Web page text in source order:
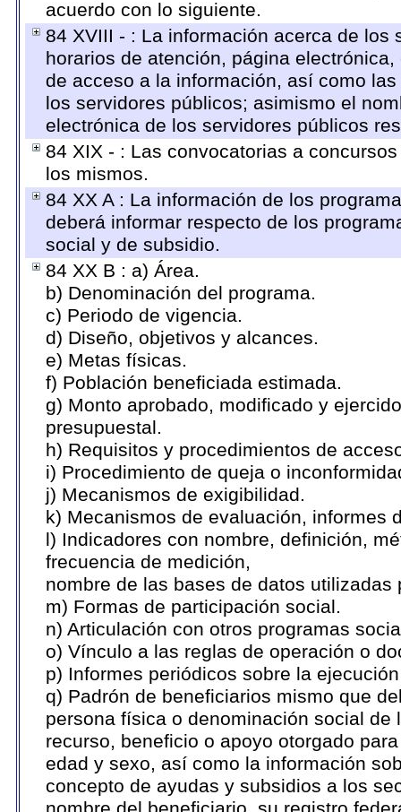
acuerdo con lo siguiente.
84 XVIII - : La información acerca de
horarios de atención, página
de acceso a la información, así como
los servidores públicos; asimismo el
electrónica de los servidores públicos
84 XIX - : Las convocatorias a
los mismos.
84 XX A : La información de los
deberá informar respecto de los
social y de subsidio.
84 XX B : a) Área.
b) Denominación del programa.
c) Periodo de vigencia.
d) Diseño, objetivos y alcances.
e) Metas físicas.
f) Población beneficiada estimada.
g) Monto aprobado, modificado y
presupuestal.
h) Requisitos y procedimientos de
i) Procedimiento de queja o
j) Mecanismos de exigibilidad.
k) Mecanismos de evaluación, informes
l) Indicadores con nombre, definición,
frecuencia de medición,
nombre de las bases de datos utilizadas
m) Formas de participación social.
n) Articulación con otros programas
o) Vínculo a las reglas de operación o
p) Informes periódicos sobre la
q) Padrón de beneficiarios mismo que
persona física o denominación social
recurso, beneficio o apoyo otorgado
edad y sexo, así como la información
concepto de ayudas y subsidios a los